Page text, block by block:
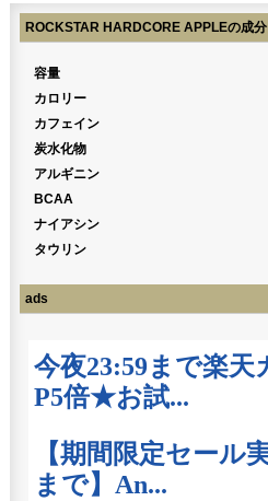
ROCKSTAR HARDCORE APPLEの成分
容量
カロリー
カフェイン
炭水化物
アルギニン
BCAA
ナイアシン
タウリン
ads